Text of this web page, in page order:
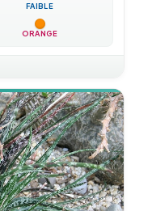
FAIBLE
ORANGE